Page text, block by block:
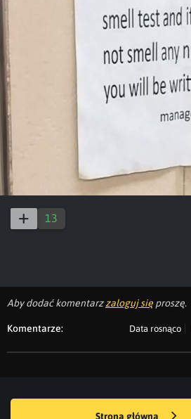
13
Aby dodać komentarzzaloguj się proszę.
Komentarze: Data rosnąco
Strona główna